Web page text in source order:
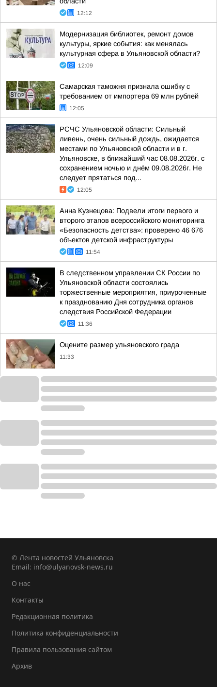
12:12
Модернизация библиотек, ремонт домов
культуры, яркие события: как менялась
культурная сфера в Ульяновской области?
12:09
Самарская таможня признала ошибку с
требованием от импортера 69 млн рублей
12:05
РСЧС Ульяновской области: Сильный
ливень, очень сильный дождь, ожидается
местами по Ульяновской области и в г.
Ульяновске, в ближайший час 08.08.2026г. с
сохранением ночью и днём 09.08.2026г. Не
следует прятаться под...
12:05
Анна Кузнецова: Подвели итоги первого и
второго этапов всероссийского мониторинга
«Безопасность детства»: проверено 46 676
объектов детской инфраструктуры
11:54
В следственном управлении СК России по
Ульяновской области состоялись
торжественные мероприятия, приуроченные
к празднованию Дня сотрудника органов
следствия Российской Федерации
11:36
Оцените размер ульяновского града
11:33
© Лента новостей Ульяновска
Email: info@ulyanovsk-news.ru
О нас
Контакты
Редакционная политика
Политика конфиденциальности
Правила пользования сайтом
Архив